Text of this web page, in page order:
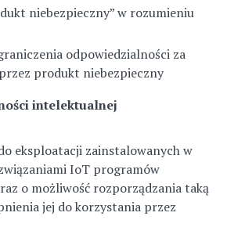
niebezpieczny” w rozumieniu
odpowiedzialności za
produkt niebezpieczny
intelektualnej
eksploatacji zainstalowanych w
IoT programów
o możliwość rozporządzania taką
jej do korzystania przez